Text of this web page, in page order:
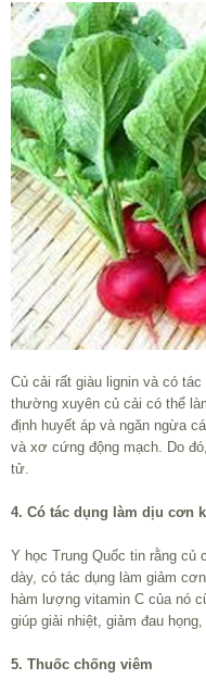
Củ cải rất giàu lignin và có
thường xuyên củ cải có thể
định huyết áp và ngăn ngừa
và xơ cứng động mạch. Do
tử.
4. Có tác dụng làm dịu cơn
Y học Trung Quốc tin rằng củ
dày, có tác dụng làm giảm
hàm lượng vitamin C của nó
giúp giải nhiệt, giảm đau
5. Thuốc chống viêm